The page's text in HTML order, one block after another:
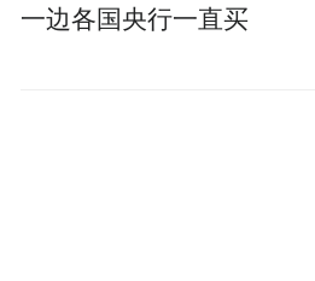
一边各国央行一直买